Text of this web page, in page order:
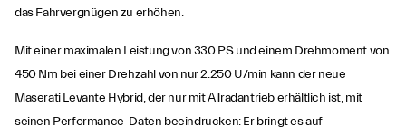
das Fahrvergnügen zu erhöhen.
Mit einer maximalen Leistung von 330 PS und einem Drehmoment von
450 Nm bei einer Drehzahl von nur 2.250 U/min kann der neue
Maserati Levante Hybrid, der nur mit Allradantrieb erhältlich ist, mit
seinen Performance-Daten beeindrucken: Er bringt es auf